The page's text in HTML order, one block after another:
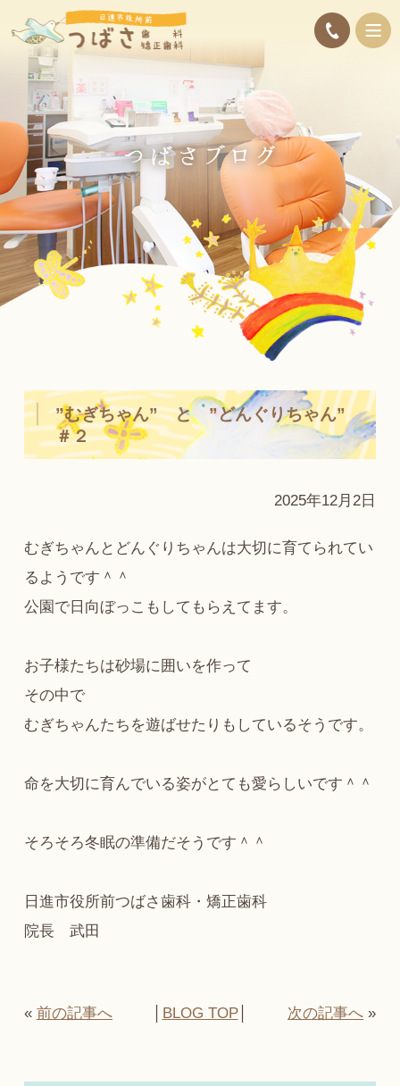
”むぎちゃん” と ”どんぐりちゃん”
＃２
2025年12月2日
むぎちゃんとどんぐりちゃんは大切に育てられてい
るようです＾＾
公園で日向ぼっこもしてもらえてます。
お子様たちは砂場に囲いを作って
その中で
むぎちゃんたちを遊ばせたりもしているそうです。
命を大切に育んでいる姿がとても愛らしいです＾＾
そろそろ冬眠の準備だそうです＾＾
日進市役所前つばさ歯科・矯正歯科
院長 武田
« 前の記事へ BLOG TOP│ 次の記事へ »